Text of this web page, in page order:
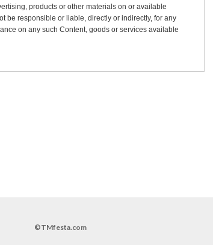
products or other materials on or available
be responsible or liable, directly or indirectly, for any
on any such Content, goods or services available
©TMfesta.com